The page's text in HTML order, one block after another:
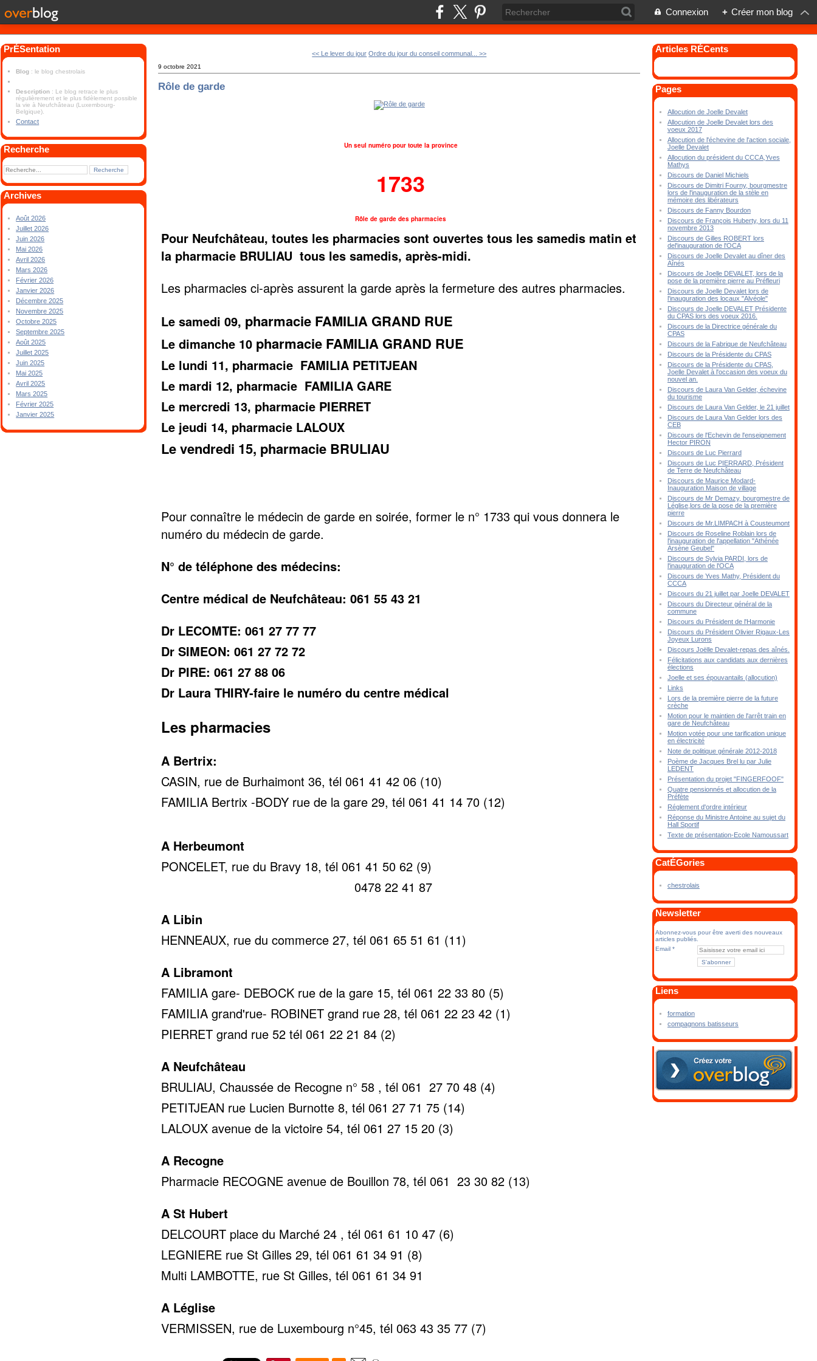
Connexion + Créer mon blog
PrÉSentation
Blog : le blog chestrolais
Description : Le blog retrace le plus
régulièrement et le plus fidèlement possible
la vie à Neufchâteau (Luxembourg-
Belgique).
Contact
Recherche
Archives
Août 2026
Juillet 2026
Juin 2026
Mai 2026
Avril 2026
Mars 2026
Février 2026
Janvier 2026
Décembre 2025
Novembre 2025
Octobre 2025
Septembre 2025
Août 2025
Juillet 2025
Juin 2025
Mai 2025
Avril 2025
Mars 2025
Février 2025
Janvier 2025
<< Le lever du jour Ordre du jour du conseil communal... >>
9 octobre 2021
Rôle de garde
Un seul numéro pour toute la province
1733
Rôle de garde des pharmacies
Pour Neufchâteau, toutes les pharmacies sont ouvertes tous les samedis matin et
la pharmacie BRULIAU tous les samedis, après-midi.
Les pharmacies ci-après assurent la garde après la fermeture des autres pharmacies.
Le samedi 09, pharmacie FAMILIA GRAND RUE
Le dimanche 10 pharmacie FAMILIA GRAND RUE
Le lundi 11, pharmacie FAMILIA PETITJEAN
Le mardi 12, pharmacie FAMILIA GARE
Le mercredi 13, pharmacie PIERRET
Le jeudi 14, pharmacie LALOUX
Le vendredi 15, pharmacie BRULIAU
Pour connaître le médecin de garde en soirée, former le n° 1733 qui vous donnera le
numéro du médecin de garde.
N° de téléphone des médecins:
Centre médical de Neufchâteau: 061 55 43 21
Dr LECOMTE: 061 27 77 77
Dr SIMEON: 061 27 72 72
Dr PIRE: 061 27 88 06
Dr Laura THIRY-faire le numéro du centre médical
Les pharmacies
A Bertrix:
CASIN, rue de Burhaimont 36, tél 061 41 42 06 (10)
FAMILIA Bertrix -BODY rue de la gare 29, tél 061 41 14 70 (12)
A Herbeumont
PONCELET, rue du Bravy 18, tél 061 41 50 62 (9)
0478 22 41 87
A Libin
HENNEAUX, rue du commerce 27, tél 061 65 51 61 (11)
A Libramont
FAMILIA gare- DEBOCK rue de la gare 15, tél 061 22 33 80 (5)
FAMILIA grand'rue- ROBINET grand rue 28, tél 061 22 23 42 (1)
PIERRET grand rue 52 tél 061 22 21 84 (2)
A Neufchâteau
BRULIAU, Chaussée de Recogne n° 58 , tél 061 27 70 48 (4)
PETITJEAN rue Lucien Burnotte 8, tél 061 27 71 75 (14)
LALOUX avenue de la victoire 54, tél 061 27 15 20 (3)
A Recogne
Pharmacie RECOGNE avenue de Bouillon 78, tél 061 23 30 82 (13)
A St Hubert
DELCOURT place du Marché 24 , tél 061 61 10 47 (6)
LEGNIERE rue St Gilles 29, tél 061 61 34 91 (8)
Multi LAMBOTTE, rue St Gilles, tél 061 61 34 91
A Léglise
VERMISSEN, rue de Luxembourg n°45, tél 063 43 35 77 (7)
Articles RÉCents
Pages
Allocution de Joelle Devalet
Allocution de Joelle Devalet lors des
voeux 2017
Allocution de l'échevine de l'action sociale,
Joelle Devalet
Allocution du président du CCCA,Yves
Mathys
Discours de Daniel Michiels
Discours de Dimitri Fourny, bourgmestre
lors de l'inauguration de la stèle en
mémoire des libérateurs
Discours de Fanny Bourdon
Discours de François Huberty, lors du 11
novembre 2013
Discours de Gilles ROBERT lors
del'inauguration de l'OCA
Discours de Joelle Devalet au dîner des
Aînés
Discours de Joelle DEVALET, lors de la
pose de la première pierre au Préfleuri
Discours de Joelle Devalet lors de
l'inauguration des locaux "Alvéole"
Discours de Joelle DEVALET Présidente
du CPAS lors des voeux 2016.
Discours de la Directrice générale du
CPAS
Discours de la Fabrique de Neufchâteau
Discours de la Présidente du CPAS
Discours de la Présidente du CPAS,
Joelle Devalet à l'occasion des voeux du
nouvel an.
Discours de Laura Van Gelder, échevine
du tourisme
Discours de Laura Van Gelder, le 21 juillet
Discours de Laura Van Gelder lors des
CEB
Discours de l'Echevin de l'enseignement
Hector PIRON
Discours de Luc Pierrard
Discours de Luc PIERRARD, Président
de Terre de Neufchâteau
Discours de Maurice Modard-
Inauguration Maison de village
Discours de Mr Demazy, bourgmestre de
Léglise,lors de la pose de la première
pierre
Discours de Mr.LIMPACH à Cousteumont
Discours de Roseline Roblain lors de
l'inauguration de l'appellation "Athénée
Arsène Geubel"
Discours de Sylvia PARDI, lors de
l'inauguration de l'OCA
Discours de Yves Mathy, Président du
CCCA
Discours du 21 juillet par Joelle DEVALET
Discours du Directeur général de la
commune
Discours du Président de l'Harmonie
Discours du Président Olivier Rigaux-Les
Joyeux Lurons
Discours Joëlle Devalet-repas des aînés.
Félicitations aux candidats aux dernières
élections
Joelle et ses épouvantails (allocution)
Links
Lors de la première pierre de la future
crèche
Motion pour le maintien de l'arrêt train en
gare de Neufchâteau
Motion votée pour une tarification unique
en électricité
Note de politique générale 2012-2018
Poème de Jacques Brel lu par Julie
LEDENT
Présentation du projet "FINGERFOOF"
Quatre pensionnés et allocution de la
Préfète
Réglement d'ordre intérieur
Réponse du Ministre Antoine au sujet du
Hall Sportif
Texte de présentation-Ecole Namoussart
CatÉGories
chestrolais
Newsletter
Abonnez-vous pour être averti des nouveaux
articles publiés.
Email
Liens
formation
compagnons batisseurs